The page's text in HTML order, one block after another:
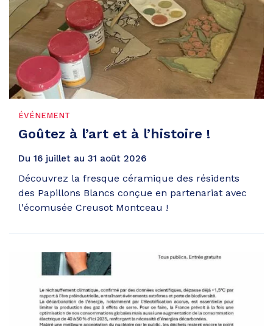
ÉVÉNEMENT
Goûtez à l’art et à l’histoire !
Du 16 juillet au 31 août 2026
Découvrez la fresque céramique des résidents
des Papillons Blancs conçue en partenariat avec
l'écomusée Creusot Montceau !